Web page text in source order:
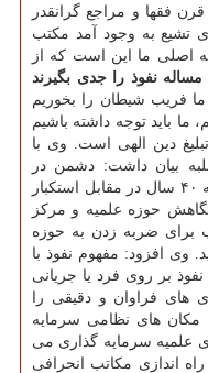
تفعلون» باشیم. وی افزود: در طول ۱۴ قرن فقها و مراجع گرانقدر
تشیع به وجود آمد مكتب
اصلی ما این است كه از
مساله نفوذ را جدی بگیرند
فریب شیطان را بخوریم
ما باید توجه داشته باشیم
دین الهی است. وی با
بیان داشت: دشمن در
محاسباتش به دست آورده كه نظامی كه ۴۰ سال در مقابل استكبار
حوزه علمیه و مركز
برای ضربه زدن به حوزه
وی افزود: مفهوم نفوذ با
بر روی فرد یا جریانی
های فراوان و دقیقی را
مكان های نظامی سرمایه
علمیه سرمایه گذاری می
اندازی مكاتب انحرافی